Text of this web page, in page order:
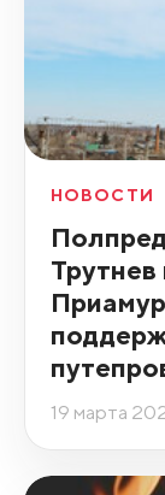
НОВОСТИ
Трутнев
19 марта